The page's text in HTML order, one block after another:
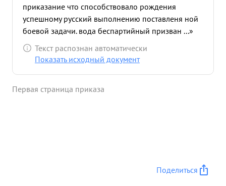
приказание что способствовало рождения
успешному русский выполнению поставленя ной
боевой задачи. вода беспартийный призван ...»
Текст распознан автоматически
Показать исходный документ
Первая страница приказа
Поделиться